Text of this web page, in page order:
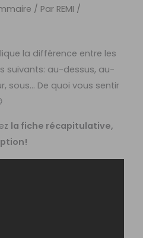
/ Par REMI /
la différence entre les
suivants: au-dessus, au-
sous… De quoi vous sentir
la fiche récapitulative,